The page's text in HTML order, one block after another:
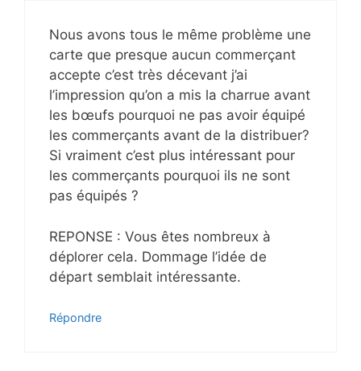
Nous avons tous le même problème une
carte que presque aucun commerçant
accepte c’est très décevant j’ai
l’impression qu’on a mis la charrue avant
les bœufs pourquoi ne pas avoir équipé
les commerçants avant de la distribuer?
Si vraiment c’est plus intéressant pour
les commerçants pourquoi ils ne sont
pas équipés ?
REPONSE : Vous êtes nombreux à
déplorer cela. Dommage l’idée de
départ semblait intéressante.
Répondre